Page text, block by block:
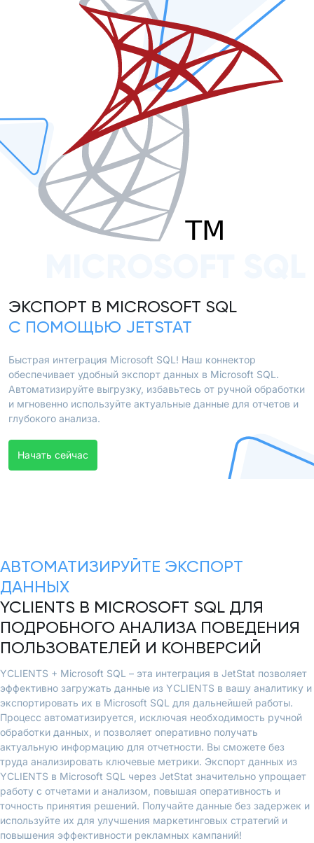
ЭКСПОРТ В MICROSOFT SQL
С ПОМОЩЬЮ JETSTAT
Быстрая интеграция Microsoft SQL! Наш коннектор
обеспечивает удобный экспорт данных в Microsoft SQL.
Автоматизируйте выгрузку, избавьтесь от ручной обработки
и мгновенно используйте актуальные данные для отчетов и
глубокого анализа.
Начать сейчас
АВТОМАТИЗИРУЙТЕ ЭКСПОРТ
ДАННЫХ
YCLIENTS В MICROSOFT SQL ДЛЯ
ПОДРОБНОГО АНАЛИЗА ПОВЕДЕНИЯ
ПОЛЬЗОВАТЕЛЕЙ И КОНВЕРСИЙ
YCLIENTS + Microsoft SQL – эта интеграция в JetStat позволяет
эффективно загружать данные из YCLIENTS в вашу аналитику и
экспортировать их в Microsoft SQL для дальнейшей работы.
Процесс автоматизируется, исключая необходимость ручной
обработки данных, и позволяет оперативно получать
актуальную информацию для отчетности. Вы сможете без
труда анализировать ключевые метрики. Экспорт данных из
YCLIENTS в Microsoft SQL через JetStat значительно упрощает
работу с отчетами и анализом, повышая оперативность и
точность принятия решений. Получайте данные без задержек и
используйте их для улучшения маркетинговых стратегий и
повышения эффективности рекламных кампаний!